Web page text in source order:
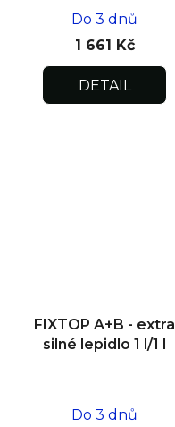
Do 3 dnů
1 661 Kč
DETAIL
FIXTOP A+B - extra
silné lepidlo 1 l/1 l
Do 3 dnů